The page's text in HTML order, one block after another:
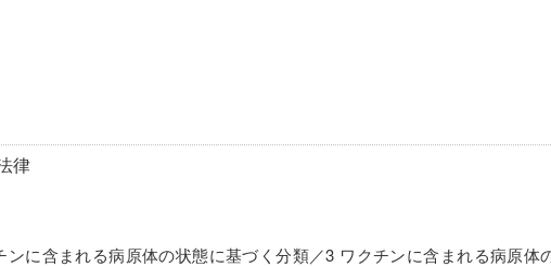
律
ンに含まれる病原体の状態に基づく分類／3 ワクチンに含まれる病原体